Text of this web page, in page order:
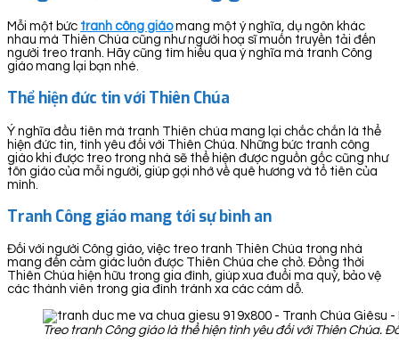
Mỗi một bức tranh công giáomang một ý nghĩa, dụ ngôn khác
nhau mà Thiên Chúa cũng như người hoạ sĩ muốn truyền tải đến
người treo tranh. Hãy cũng tìm hiểu qua ý nghĩa mà tranh Công
giáo mang lại bạn nhé.
Thể hiện đức tin với Thiên Chúa
Ý nghĩa đầu tiên mà tranh Thiên chúa mang lại chắc chắn là thể
hiện đức tin, tình yêu đối với Thiên Chúa. Những bức tranh công
giáo khi được treo trong nhà sẽ thể hiện được nguồn gốc cũng như
tôn giáo của mỗi người, giúp gợi nhớ về quê hương và tổ tiên của
mình.
Tranh Công giáo mang tới sự bình an
Đối với người Công giáo, việc treo tranh Thiên Chúa trong nhà
mang đến cảm giác luôn được Thiên Chúa che chở. Đồng thời
Thiên Chúa hiện hữu trong gia đình, giúp xua đuổi ma quỷ, bảo vệ
các thành viên trong gia đình tránh xa các cám dỗ.
Treo tranh Công giáo là thể hiện tình yêu đối với Thiên Chúa.